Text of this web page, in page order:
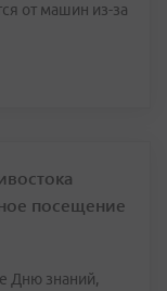
от машин из-за
посещение
Дню знаний,